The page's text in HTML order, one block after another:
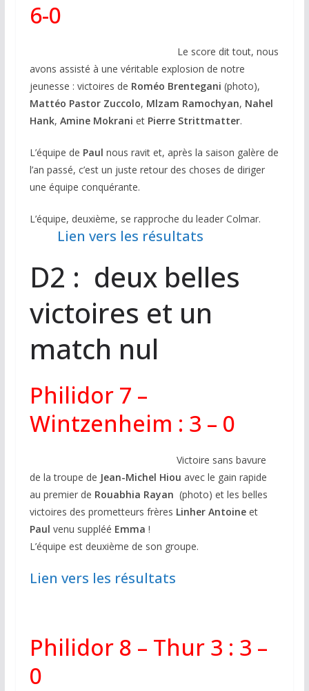
6-0
Le score dit tout, nous
avons assisté à une véritable explosion de notre
jeunesse : victoires de Roméo Brentegani (photo),
Mattéo Pastor Zuccolo, Mlzam Ramochyan, Nahel
Hank, Amine Mokrani et Pierre Strittmatter.
L’équipe de Paul nous ravit et, après la saison galère de
l’an passé, c’est un juste retour des choses de diriger
une équipe conquérante.
L’équipe, deuxième, se rapproche du leader Colmar.
Lien vers les résultats
D2 : deux belles
victoires et un
match nul
Philidor 7 –
Wintzenheim : 3 – 0
Victoire sans bavure
de la troupe de Jean-Michel Hiou avec le gain rapide
au premier de Rouabhia Rayan (photo) et les belles
victoires des prometteurs frères Linher Antoine et
Paul venu suppléé Emma !
L’équipe est deuxième de son groupe.
Lien vers les résultats
Philidor 8 – Thur 3 : 3 –
0